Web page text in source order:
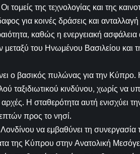
τομείς της τεχνολογίας και της
για κοινές δράσεις και
καθώς η ενεργειακή ασφάλεια
του Ηνωμένου Βασιλείου και
ο βασικός πυλώνας για την
ταξιδιωτικού κινδύνου, χωρίς να
Η σταθερότητα αυτή ενισχύει
προς το νησί.
να εμβαθύνει τη συνεργασία
της Κύπρου στην Ανατολική